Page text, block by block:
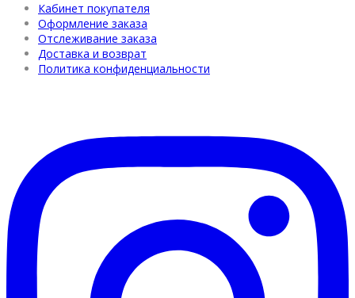
Кабинет покупателя
Оформление заказа
Отслеживание заказа
Доставка и возврат
Политика конфиденциальности